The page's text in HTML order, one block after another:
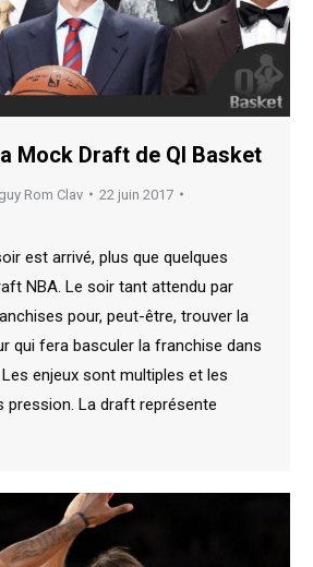
Mock Draft de QI Basket
Rom Clav
22 juin 2017
est arrivé, plus que quelques
NBA. Le soir tant attendu par
pour, peut-être, trouver la
qui fera basculer la franchise dans
enjeux sont multiples et les
La draft représente